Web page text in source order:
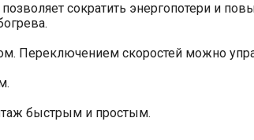
сократить энергопотери и
Переключением скоростей можно
быстрым и простым.